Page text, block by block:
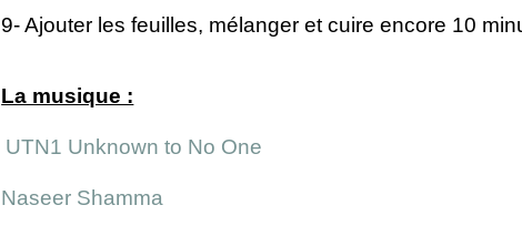
9- Ajouter les feuilles, mélanger et cuire encore 10
La musique :
UTN1 Unknown to No One
Naseer Shamma